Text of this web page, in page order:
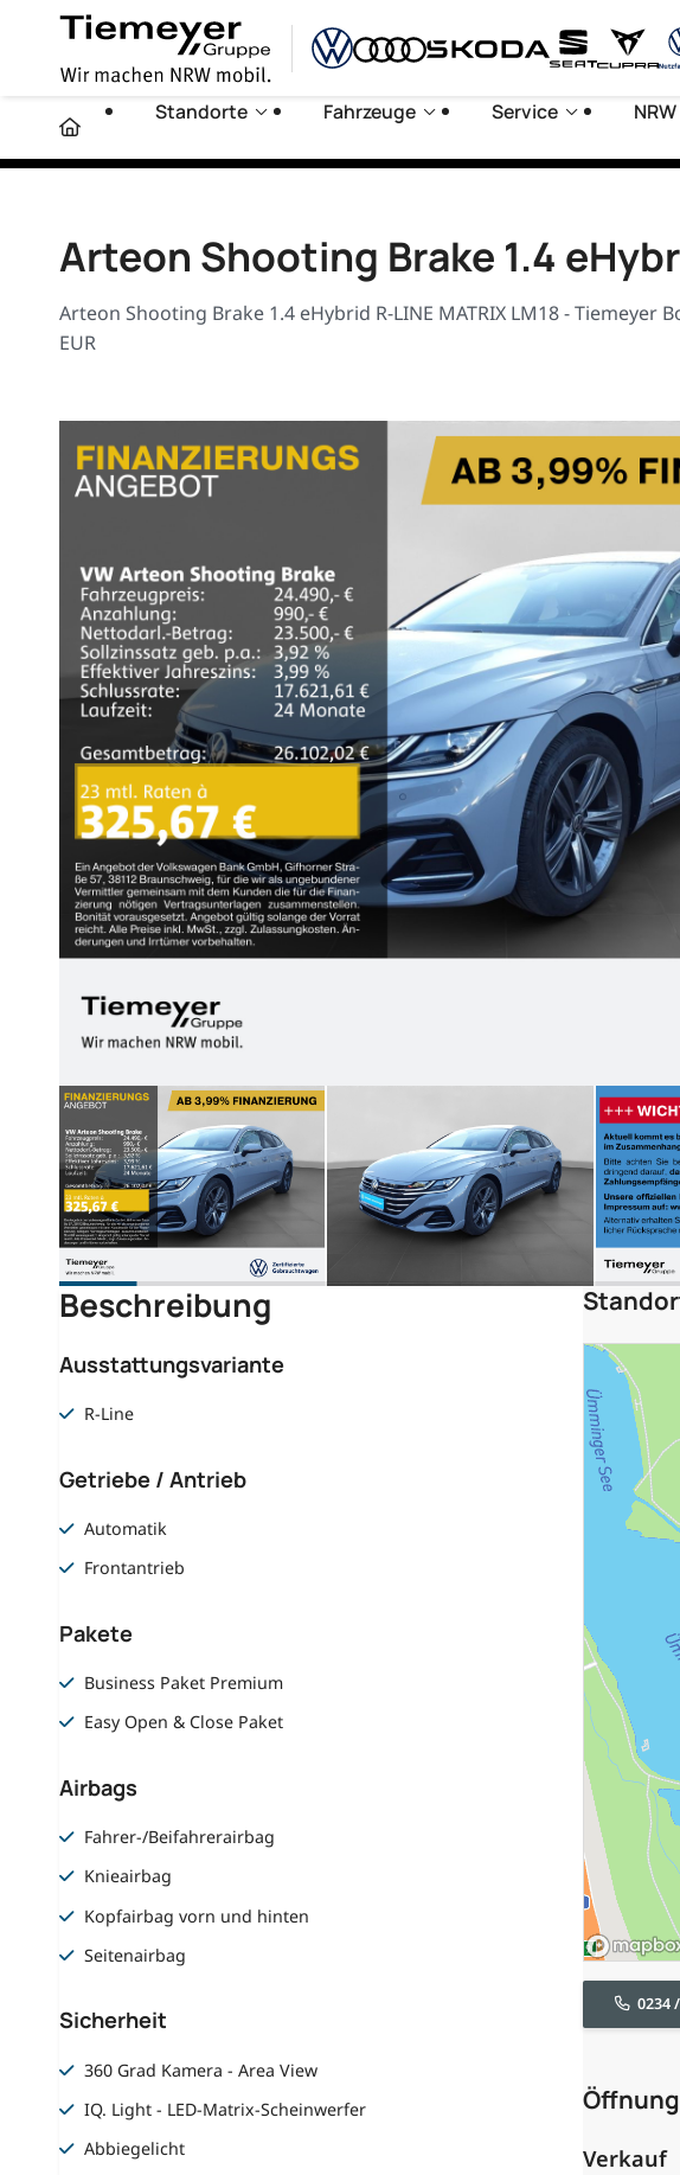
Standorte Fahrzeuge Service
Arteon Shooting Brake 1.4
Arteon Shooting Brake 1.4 eHybrid R-LINE MATRIX LM18 - Tiemeyer
EUR
Beschreibung
Ausstattungsvariante
R-Line
Getriebe / Antrieb
Automatik
Frontantrieb
Pakete
Business Paket Premium
Easy Open & Close Paket
Airbags
Fahrer-/Beifahrerairbag
Knieairbag
Kopfairbag vorn und hinten
Seitenairbag
Sicherheit
360 Grad Kamera - Area View
IQ. Light - LED-Matrix-Scheinwerfer
Abbiegelicht
0234
Verkauf